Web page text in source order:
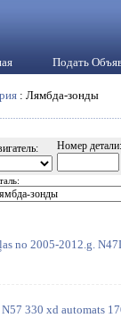
Подать
: Лямбда-зонды
Номер детали:
no 2005-2012.g.
330 xd automats